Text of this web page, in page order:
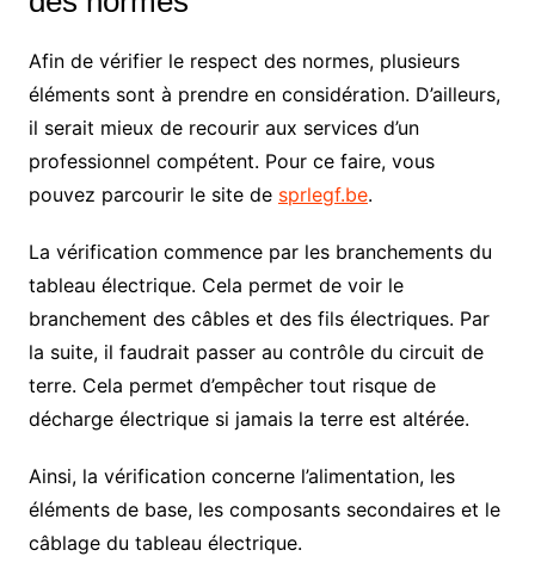
Afin de vérifier le respect des normes, plusieurs
éléments sont à prendre en considération. D’ailleurs,
il serait mieux de recourir aux services d’un
professionnel compétent. Pour ce faire, vous
pouvez parcourir le site de sprlegf.be.
La vérification commence par les branchements du
tableau électrique. Cela permet de voir le
branchement des câbles et des fils électriques. Par
la suite, il faudrait passer au contrôle du circuit de
terre. Cela permet d’empêcher tout risque de
décharge électrique si jamais la terre est altérée.
Ainsi, la vérification concerne l’alimentation, les
éléments de base, les composants secondaires et le
câblage du tableau électrique.